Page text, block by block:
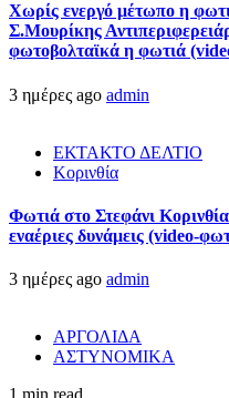
Χωρίς ενεργό μέτωπο η
Σ.Μουρίκης
φωτοβολταϊκά η φωτιά
3 ημέρες ago admin
ΕΚΤΑΚΤΟ ΔΕΛΤΙΟ
Κορινθία
Φωτιά στο Στεφάνι
εναέριες δυνάμεις (video-
3 ημέρες ago admin
ΑΡΓΟΛΙΔΑ
ΑΣΤΥΝΟΜΙΚΑ